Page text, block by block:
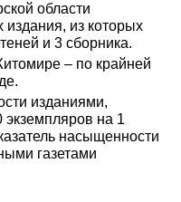
области
издания, из которых
и 3 сборника.
– по крайней
изданиями,
на 1
насыщенности
газетами